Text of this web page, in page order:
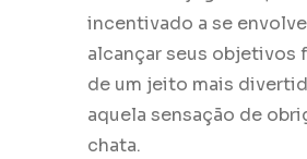
incentivado a se
alcançar seus objetivos
de um jeito mais
aquela sensação de
chata.